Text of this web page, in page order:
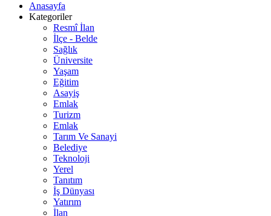
Anasayfa
Kategoriler
Resmî İlan
İlçe - Belde
Sağlık
Üniversite
Yaşam
Eğitim
Asayiş
Emlak
Turizm
Emlak
Tarım Ve Sanayi
Belediye
Teknoloji
Yerel
Tanıtım
İş Dünyası
Yatırım
İlan